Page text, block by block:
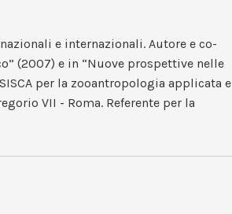
e internazionali. Autore e co-
(2007) e in “Nuove prospettive nelle
per la zooantropologia applicata e
VII - Roma. Referente per la